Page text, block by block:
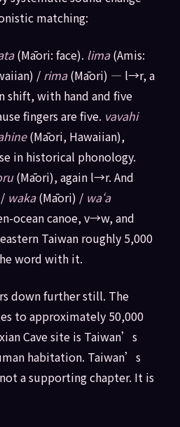
matching:
(Māori: face). lima(Amis:
/ rima(Māori) — l→r, a
shift, with hand and five
fingers are five. vavahi
(Māori, Hawaiian),
in historical phonology.
(Māori), again l→r. And
waka(Māori) / waʻa
ocean canoe, v→w, and
Taiwan roughly 5,000
word with it.
down further still. The
to approximately 50,000
Cave site is Taiwan’s
habitation. Taiwan’s
a supporting chapter. It is